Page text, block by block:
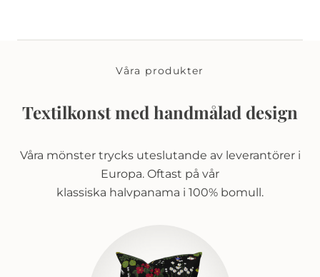
Våra produkter
Textilkonst med handmålad design
Våra mönster trycks uteslutande av leverantörer i
Europa. Oftast på vår
klassiska halvpanama i 100% bomull.